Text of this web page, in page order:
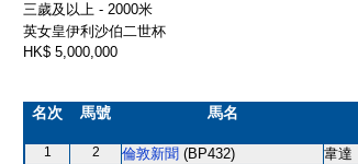
三歲及以上 - 2000米
英女皇伊利沙伯二世杯
HK$ 5,000,000
名次 馬號 馬名
1 2 倫敦新聞 (BP432) 韋達